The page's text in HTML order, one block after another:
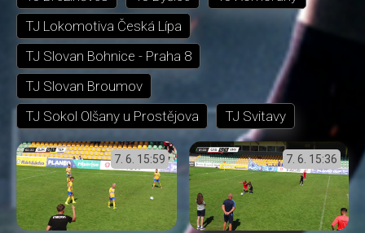
TJ Lokomotiva Česká Lípa
TJ Slovan Bohnice - Praha 8
TJ Slovan Broumov
TJ Sokol Olšany u Prostějova
TJ Svitavy
7. 6. 15:59 7. 6. 15:36